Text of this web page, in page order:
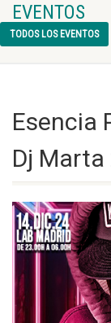
EVENTOS
TODOS LOS EVENTOS
Esencia
Dj Marta